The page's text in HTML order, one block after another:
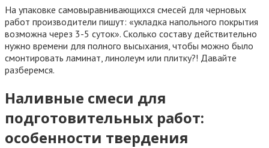
На упаковке самовыравнивающихся смесей для черновых
работ производители пишут: «укладка напольного покрытия
возможна через 3-5 суток». Сколько составу действительно
нужно времени для полного высыхания, чтобы можно было
смонтировать ламинат, линолеум или плитку?! Давайте
разберемся.
Наливные смеси для
подготовительных работ:
особенности твердения